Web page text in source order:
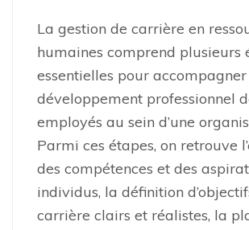
La gestion de carrière en
humaines comprend plusieurs
essentielles pour
développement professionnel
employés au sein d’une
Parmi ces étapes, on retrouve
des compétences et des
individus, la définition
carrière clairs et réalistes, la